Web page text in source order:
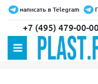
написать в Telegram
+7 (495) 479-00-00